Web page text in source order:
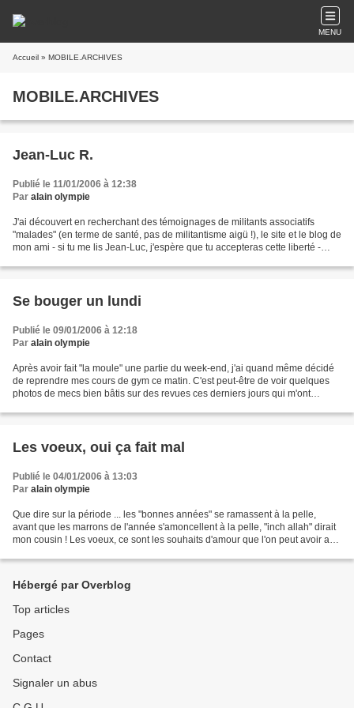
MENU
Accueil » MOBILE.ARCHIVES
MOBILE.ARCHIVES
Jean-Luc R.
Publié le 11/01/2006 à 12:38
Par alain olympie
J'ai découvert en recherchant des témoignages de militants associatifs
"malades" (en terme de santé, pas de militantisme aigü !), le site et le blog de
mon ami - si tu me lis Jean-Luc, j'espère que tu accepteras cette liberté -
Se bouger un lundi
Publié le 09/01/2006 à 12:18
Par alain olympie
Après avoir fait "la moule" une partie du week-end, j'ai quand même décidé
de reprendre mes cours de gym ce matin. C'est peut-être de voir quelques
photos de mecs bien bâtis sur des revues ces derniers jours qui m'ont
Les voeux, oui ça fait mal
Publié le 04/01/2006 à 13:03
Par alain olympie
Que dire sur la période ... les "bonnes années" se ramassent à la pelle,
avant que les marrons de l'année s'amoncellent à la pelle, "inch allah" dirait
mon cousin ! Les voeux, ce sont les souhaits d'amour que l'on peut avoir au
Hébergé par Overblog
Top articles
Pages
Contact
Signaler un abus